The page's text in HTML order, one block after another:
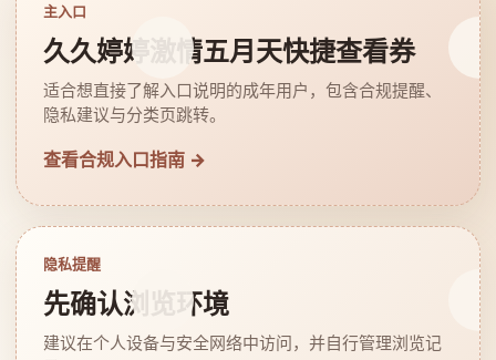
主入口
久久婷婷激情五月天快捷查看券
适合想直接了解入口说明的成年用户，包含合规提醒、
隐私建议与分类页跳转。
查看合规入口指南 →
隐私提醒
先确认浏览环境
建议在个人设备与安全网络中访问，并自行管理浏览记